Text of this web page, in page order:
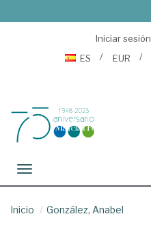
Iniciar sesión
ES
EUR
Toggle navigation
Inicio González, Anabel